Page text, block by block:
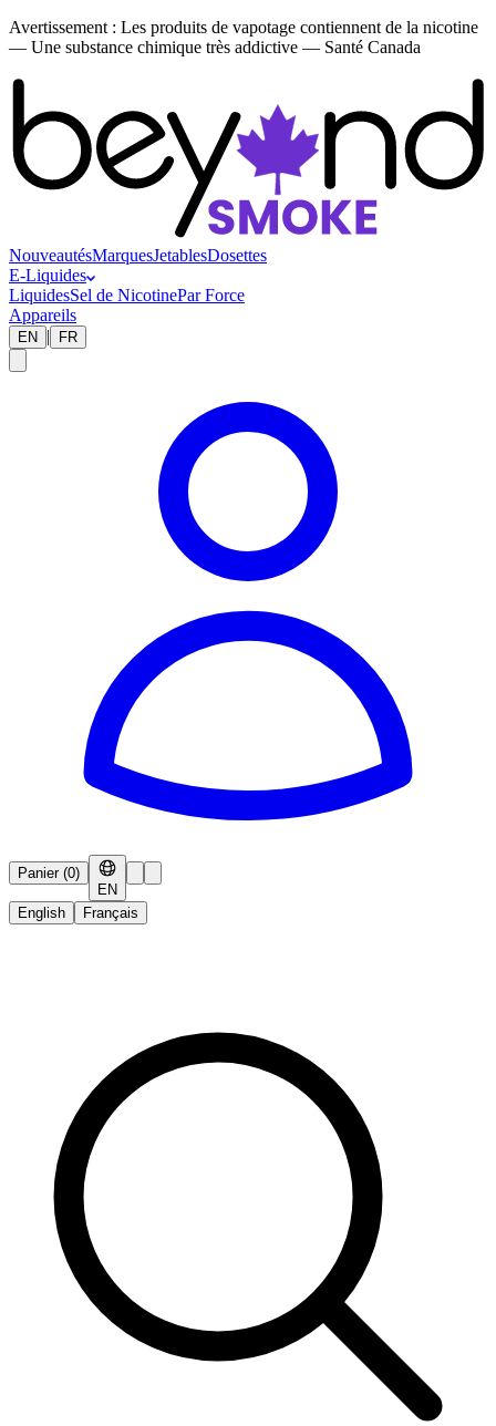
Avertissement : Les produits de vapotage contiennent de la nicotine
— Une substance chimique très addictive — Santé Canada
NouveautésMarquesJetablesDosettes
E-Liquides
LiquidesSel de NicotinePar Force
Appareils
EN | FR
Panier(0)
EN
English
Français